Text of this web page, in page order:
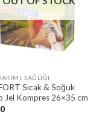
SAĞLIĞI
Sıcak & Soğuk
Jel Kompres 26×35 cm